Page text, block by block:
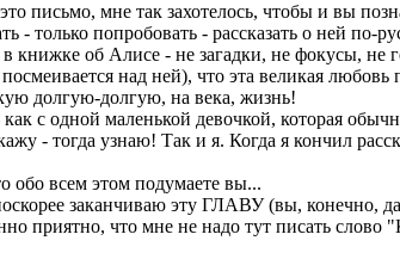
письмо, мне так захотелось, чтобы и вы
- только попробовать - рассказать о ней по-
об Алисе - не загадки, не фокусы, не
над ней), что эта великая
долгую-долгую, на века, жизнь!
с одной маленькой девочкой, которая
- тогда узнаю! Так и я. Когда я кончил
обо всем этом подумаете вы...
заканчиваю эту ГЛАВУ (вы, конечно,
приятно, что мне не надо тут писать слово